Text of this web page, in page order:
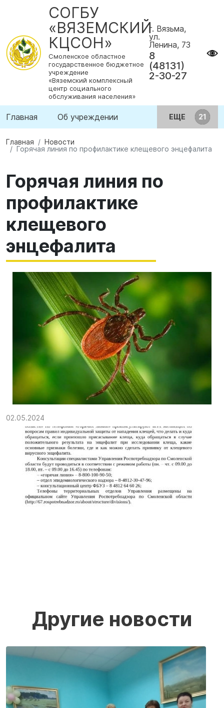
СОГБУ
«ВЯЗЕМСКИЙ
КЦСОН»
Смоленское областное
государственное бюджетное
учреждение
«Вяземский комплексный
центр социального
обслуживания населения»
г. Вязьма,
ул.
Ленина, 73
8
(48131)
2-30-27
Главная Об учреждении ЕЩЕ
Главная
Новости
Горячая линия по профилактике клещевого энцефалита
Горячая линия по
профилактике
клещевого
энцефалита
02.05.2024
Другие новости